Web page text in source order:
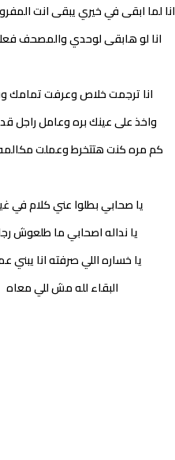
انا لما ابقى في خيري يبقى انت
انا لو هابقى لوحدي والمصحف
انا ترجمت خلاص وعرفت تمامك
واخذ على عينك بره وعامل راجل
كم مره كنت هتتخرط وعملت
يا صحابي بطلوا عني كلام في
يا نداله اصحابي ما طلعوش
يا خساره اللي صرفته انا يبني
البقاء لله مش للي معاه